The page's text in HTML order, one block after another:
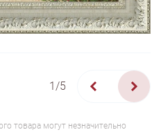
1/5
товара могут незначительно